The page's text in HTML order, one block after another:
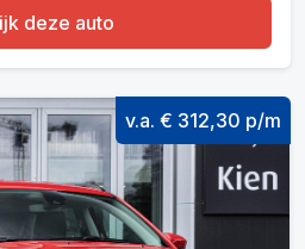
deze auto
v.a. € 312,30 p/m